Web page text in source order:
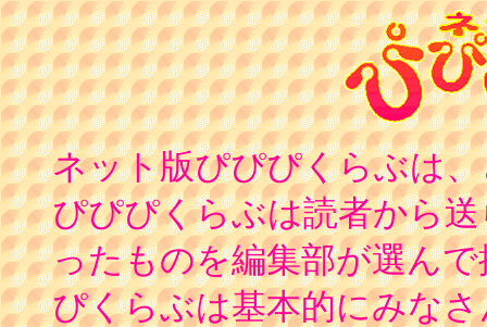
ネット版ぴぴぴくらぶは
ぴぴぴくらぶは読者から
ったものを編集部が選ん
ぴくらぶは基本的にみな